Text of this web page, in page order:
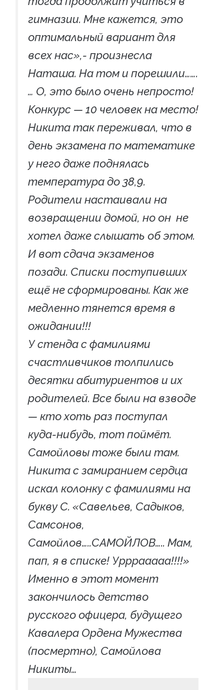
гимназии. Мне кажется, это
оптимальный вариант для
всех нас»,- произнесла
Наташа. На том и порешили…….
… О, это было очень непросто!
Конкурс — 10 человек на место!
Никита так переживал, что в
день экзамена по математике
у него даже поднялась
температура до 38,9.
Родители настаивали на
возвращении домой, но он не
хотел даже слышать об этом.
И вот сдача экзаменов
позади. Списки поступивших
ещё не сформированы. Как же
медленно тянется время в
ожидании!!!
У стенда с фамилиями
счастливчиков толпились
десятки абитуриентов и их
родителей. Все были на взводе
— кто хоть раз поступал
куда-нибудь, тот поймёт.
Самойловы тоже были там.
Никита с замиранием сердца
искал колонку с фамилиями на
букву С. «Савельев, Садыков,
Самсонов,
Самойлов…..САМОЙЛОВ….. Мам,
пап, я в списке! Урррааааа!!!!»
Именно в этот момент
закончилось детство
русского офицера, будущего
Кавалера Ордена Мужества
(посмертно), Самойлова
Никиты…